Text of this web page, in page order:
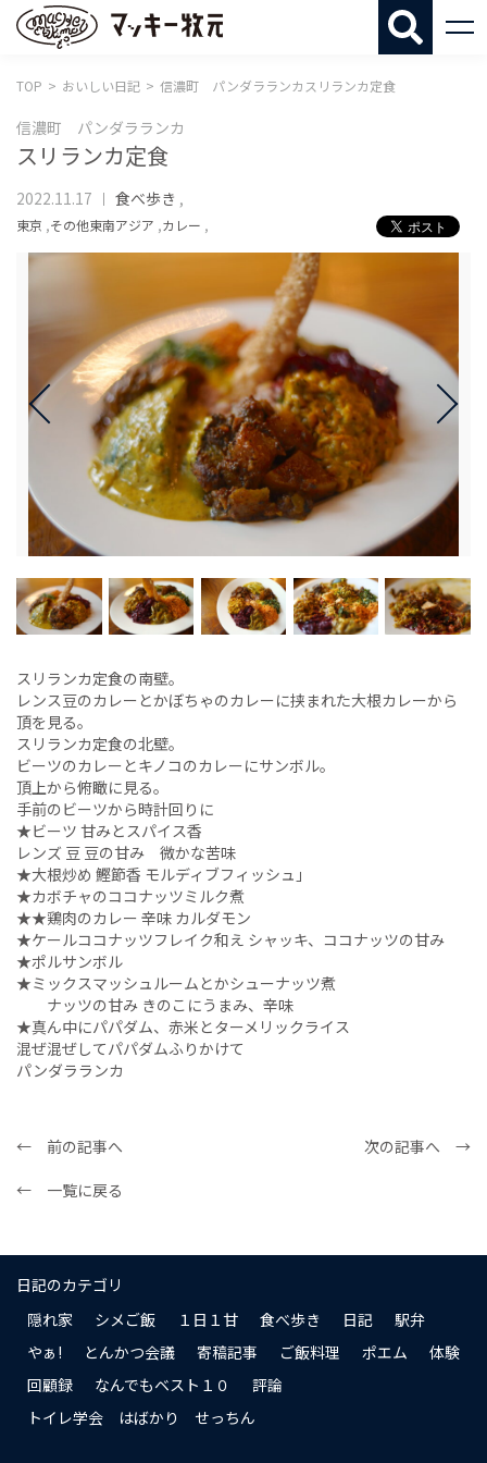
TOP おいしい日記 信濃町 パンダラランカスリランカ定食
信濃町 パンダラランカ
スリランカ定食
2022.11.17 食べ歩き ,
東京 ,その他東南アジア ,カレー ,
スリランカ定食の南壁。
レンス豆のカレーとかぼちゃのカレーに挟まれた大根カレーから
頂を見る。
スリランカ定食の北壁。
ビーツのカレーとキノコのカレーにサンボル。
頂上から俯瞰に見る。
手前のビーツから時計回りに
★ビーツ 甘みとスパイス香
レンズ 豆 豆の甘み 微かな苦味
★大根炒め 鰹節香 モルディブフィッシュ」
★カボチャのココナッツミルク煮
★★鶏肉のカレー 辛味 カルダモン
★ケールココナッツフレイク和え シャッキ、ココナッツの甘み
★ポルサンボル
★ミックスマッシュルームとかシューナッツ煮
ナッツの甘み きのこにうまみ、辛味
★真ん中にパパダム、赤米とターメリックライス
混ぜ混ぜしてパパダムふりかけて
パンダラランカ
← 前の記事へ
次の記事へ →
← 一覧に戻る
日記のカテゴリ
隠れ家
シメご飯 １日１甘 食べ歩き 日記
駅弁
やぁ!
とんかつ会議 寄稿記事 ご飯料理 ポエム
体験
回顧録
なんでもベスト１０
評論
トイレ学会 はばかり せっちん